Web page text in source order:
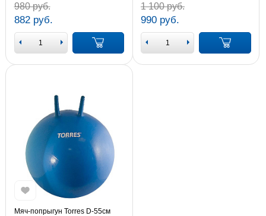
980 руб.
882 руб.
1 100 руб.
990 руб.
Мяч-попрыгун Torres D-55см